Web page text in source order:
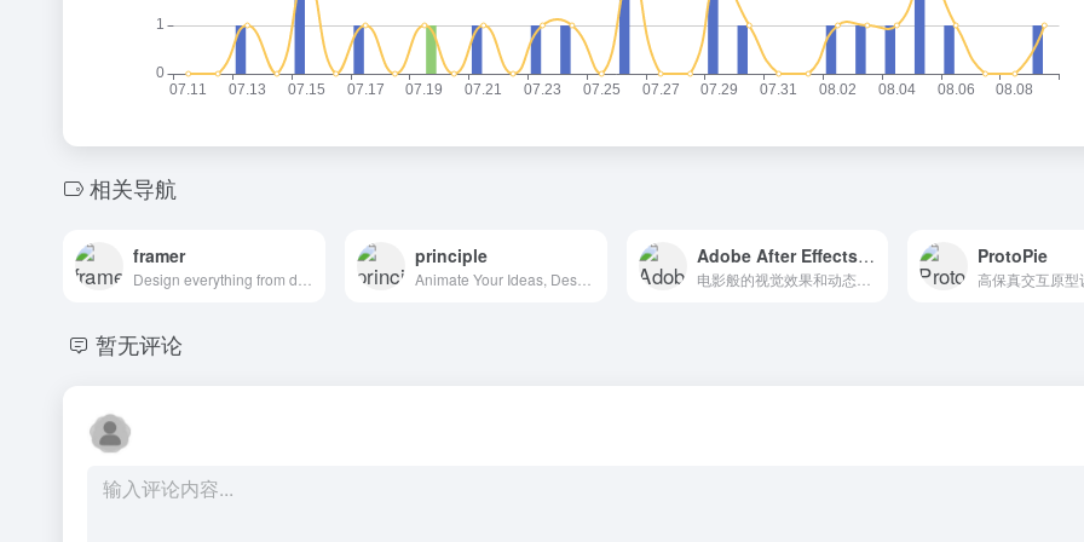
相关导航
framer principle
Animate Your Ideas, Design Better Apps
Adobe After Effects CC ProtoPie
高保真交互原型
暂无评论